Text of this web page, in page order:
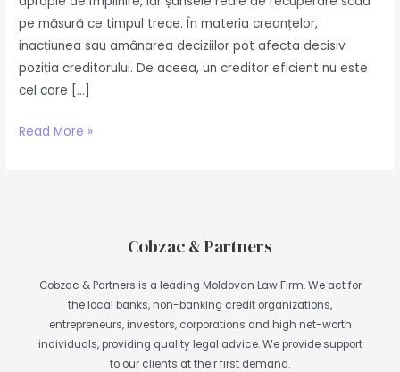
pe măsură ce timpul trece. În materia creanțelor,
inacțiunea sau amânarea deciziilor pot afecta decisiv
poziția creditorului. De aceea, un creditor eficient nu este
cel care […]
Read More »
Cobzac & Partners
Cobzac & Partners is a leading Moldovan Law Firm. We act for
the local banks, non-banking credit organizations,
entrepreneurs, investors, corporations and high net-worth
individuals, providing quality legal advice. We provide support
to our clients at their first demand.